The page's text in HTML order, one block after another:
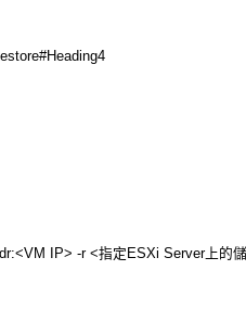
IP> -r <指定ESXi Server上的